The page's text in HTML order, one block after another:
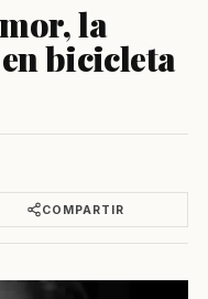
la
bicicleta
COMPARTIR